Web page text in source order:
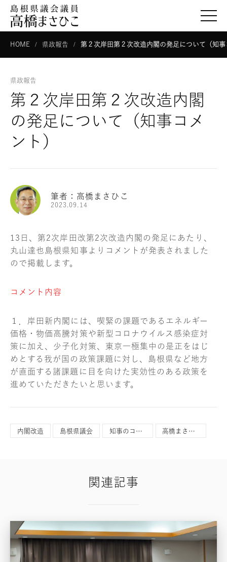
HOME 県政報告 第２次岸田第２次改造内閣の発足について（知
県政報告
第２次岸田第２次改造内閣
の発足について（知事コメ
ント）
筆者：高橋まさひこ
2023.09.14
13日、第2次岸田改第2次改造内閣の発足にあたり、
丸山達也島根県知事よりコメントが発表されました
ので掲載します。
コメント内容
１．岸田新内閣には、喫緊の課題であるエネルギー
価格・物価高騰対策や新型コロナウイルス感染症対
策に加え、少子化対策、東京一極集中の是正をはじ
めとする我が国の政策課題に対し、島根県など地方
が直面する諸課題に目を向けた実効性のある政策を
進めていただきたいと思います。
内閣改造 島根県議会 知事のコメント 高橋まさひこ
関連記事